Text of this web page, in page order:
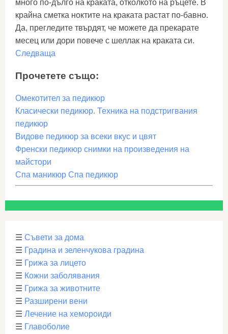
много по-дълго на краката, отколкото на ръцете. В
крайна сметка ноктите на краката растат по-бавно.
Да, прегледите твърдят, че можете да прекарате
месец или дори повече с шеллак на краката си.
Следваща
Прочетете също:
Омекотител за педикюр
Класически педикюр. Техника на подстригвания
педикюр
Видове педикюр за всеки вкус и цвят
Френски педикюр снимки на произведения на
майстори
Спа маникюр Спа педикюр
☰ Съвети за дома
☰ Градина и зеленчукова градина
☰ Грижа за лицето
☰ Кожни заболявания
☰ Грижа за животните
☰ Разширени вени
☰ Лечение на хемороиди
☰ Главоболие